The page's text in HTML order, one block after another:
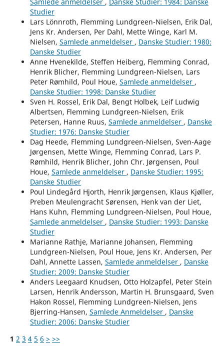
Studier
Lars Lönnroth, Flemming Lundgreen-Nielsen, Erik Dal,
Jens Kr. Andersen, Per Dahl, Mette Winge, Karl M.
Nielsen, Samlede anmeldelser , Danske Studier: 1980:
Danske Studier
Anne Hvenekilde, Steffen Heiberg, Flemming Conrad,
Henrik Blicher, Flemming Lundgreen-Nielsen, Lars
Peter Rømhild, Poul Houe, Samlede anmeldelser ,
Danske Studier: 1998: Danske Studier
Sven H. Rossel, Erik Dal, Bengt Holbek, Leif Ludwig
Albertsen, Flemming Lundgreen-Nielsen, Erik
Petersen, Hanne Ruus, Samlede anmeldelser , Danske
Studier: 1976: Danske Studier
Dag Heede, Flemming Lundgreen-Nielsen, Sven-Aage
Jørgensen, Mette Winge, Flemming Conrad, Lars P.
Rømhild, Henrik Blicher, John Chr. Jørgensen, Poul
Houe, Samlede anmeldelser , Danske Studier: 1995:
Danske Studier
Poul Lindegård Hjorth, Henrik Jørgensen, Klaus Kjøller,
Preben Meulengracht Sørensen, Henk van der Liet,
Hans Kuhn, Flemming Lundgreen-Nielsen, Poul Houe,
Samlede anmeldelser , Danske Studier: 1993: Danske
Studier
Marianne Rathje, Marianne Johansen, Flemming
Lundgreen-Nielsen, Poul Houe, Jens Kr. Andersen, Per
Dahl, Annette Lassen, Samlede anmeldelser , Danske
Studier: 2009: Danske Studier
Anders Leegaard Knudsen, Otto Holzapfel, Peter Stein
Larsen, Henrik Andersson, Martin H. Brunsgaard, Sven
Hakon Rossel, Flemming Lundgreen-Nielsen, Jens
Bjerring-Hansen, Samlede Anmeldelser , Danske
Studier: 2006: Danske Studier
1 2 3 4 5 6 > >>